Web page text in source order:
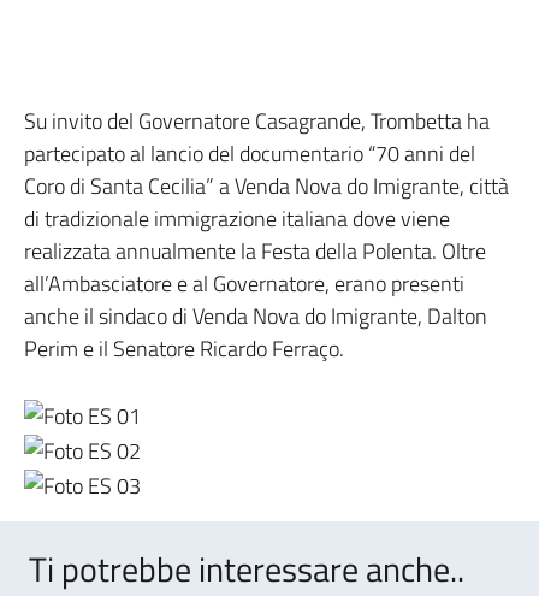
Su invito del Governatore Casagrande, Trombetta ha
partecipato al lancio del documentario “70 anni del
Coro di Santa Cecilia” a Venda Nova do Imigrante, città
di tradizionale immigrazione italiana dove viene
realizzata annualmente la Festa della Polenta. Oltre
all’Ambasciatore e al Governatore, erano presenti
anche il sindaco di Venda Nova do Imigrante, Dalton
Perim e il Senatore Ricardo Ferraço.
Ti potrebbe interessare anche..